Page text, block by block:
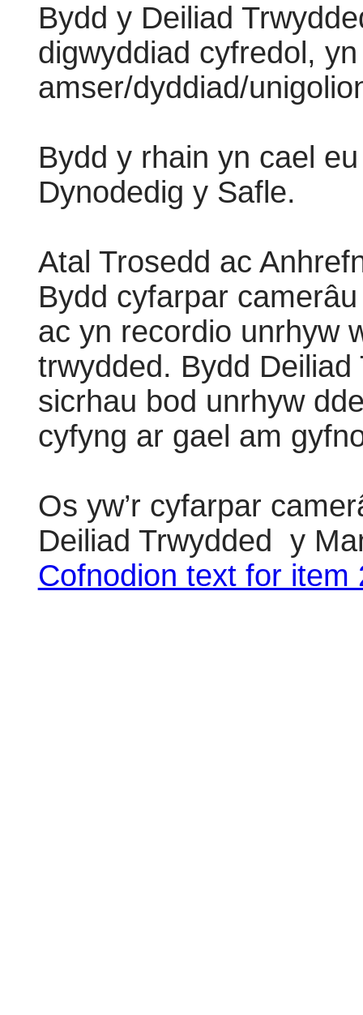
Bydd y Deiliad
digwyddiad cyfredol, yn
amser/dyddiad/
Bydd y rhain yn cael
Dynodedig y Safle.
Atal Trosedd ac
Bydd cyfarpar
ac yn recordio unrhyw
trwydded. Bydd Deiliad
sicrhau bod unrhyw
cyfyng ar gael am
Os yw’r cyfarpar
Deiliad Trwydded
y
Cofnodion text for item